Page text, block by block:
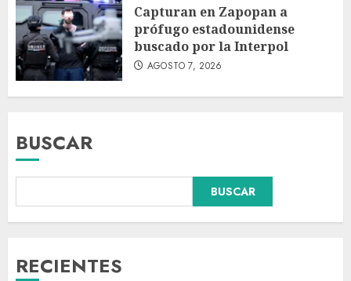
Capturan en Zapopan a
prófugo estadounidense
buscado por la Interpol
AGOSTO 7, 2026
BUSCAR
BUSCAR
RECIENTES
3
Abelardo de la Espriella